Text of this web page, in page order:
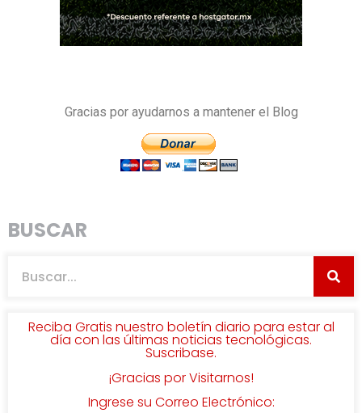
Gracias por ayudarnos a mantener el Blog
BUSCAR
Reciba Gratis nuestro boletín diario para estar al
día con las últimas noticias tecnológicas.
Suscribase.
¡Gracias por Visitarnos!
Ingrese su Correo Electrónico: